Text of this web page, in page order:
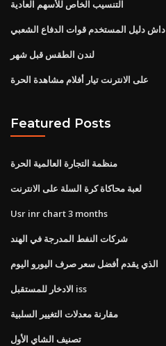
التنسيب الخاص للأسهم العادية
داش دليل المستخدم قوات الدفاع الشعبي
لندن الطقس قبل شهر
على الانترنت تيار أفلام مشاهدة الحرة
Featured Posts
منظمة التجارة العالمية الحرة
لعبة محاكاة كرة السلة على الانترنت
Usr inr chart 3 months
شركات النفط المدرجة في الهند
الذي يقدم أفضل سعر صرف اليورو اليوم
الادخار للمستقبل iss
مقارنة معدلات التغيير السلبية
تصنيف الشاي الأول